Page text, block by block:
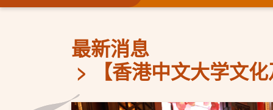
最新消息
【香港中文大学文